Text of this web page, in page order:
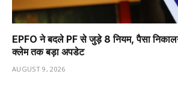
EPFO ने बदले PF से जुड़े 8 नियम, पैसा
क्लेम तक बड़ा अपडेट
AUGUST 9, 2026